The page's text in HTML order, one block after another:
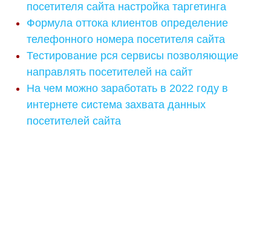
посетителя сайта настройка таргетинга
Формула оттока клиентов определение
телефонного номера посетителя сайта
Тестирование рся сервисы позволяющие
направлять посетителей на сайт
На чем можно заработать в 2022 году в
интернете система захвата данных
посетителей сайта